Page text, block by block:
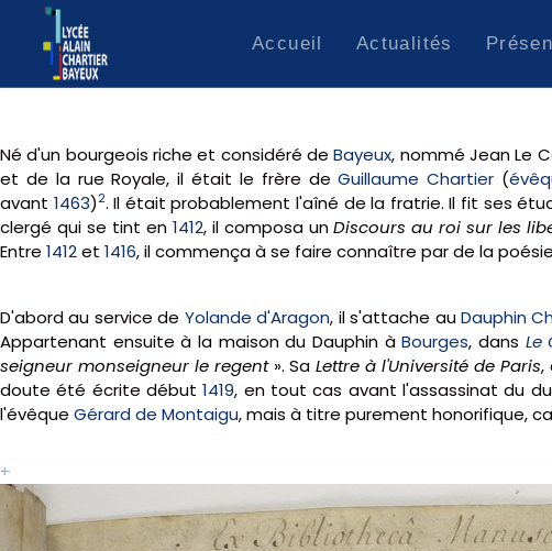
Accueil Actualités
Né d'un bourgeois riche et considéré deBayeux, nommé Jean Le
et de la rue Royale, il était le frère deGuillaume Chartier (
avant 1463)2. Il était probablement l'aîné de la fratrie. Il fit ses
clergé qui se tint en 1412, il composa unDiscours au roi sur les
Entre 1412et 1416, il commença à se faire connaître par de la
D'abord au service de Yolande d'Aragon, il s'attache auDauphin
Appartenant ensuite à la maison du Dauphin àBourges, dans Le
seigneur monseigneur le regent». SaLettre à l'Université de Paris,
doute été écrite début1419, en tout cas avant l'assassinat du
l'évêque Gérard de Montaigu, mais à titre purement honorifique,
+